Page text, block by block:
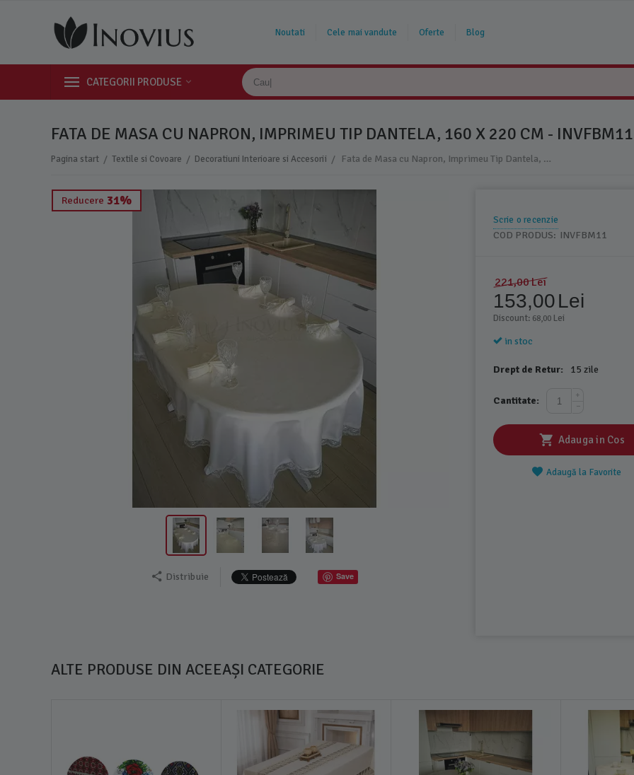
Noutati Cele mai vandute Oferte Blog
CATEGORII PRODUSE
FATA DE MASA CU NAPRON, IMPRIMEU TIP DANTELA, 160 X 220 CM - INVFBM11
Pagina start / Textile si Covoare / Decoratiuni Interioare si Accesorii / Fata de Masa cu Napron, Imprimeu Tip Dantela, 160 x 220 cm - INVFBM11
Reducere 31%
Distribuie Save
Scrie o recenzie
COD PRODUS: INVFBM11
221,00Lei
153,00Lei
Discount: 68,00 Lei
in stoc
Drept de Retur: 15 zile
Cantitate:
+
−
Adauga in Cos
Adaugă la Favorite
ALTE PRODUSE DIN ACEEAȘI CATEGORIE